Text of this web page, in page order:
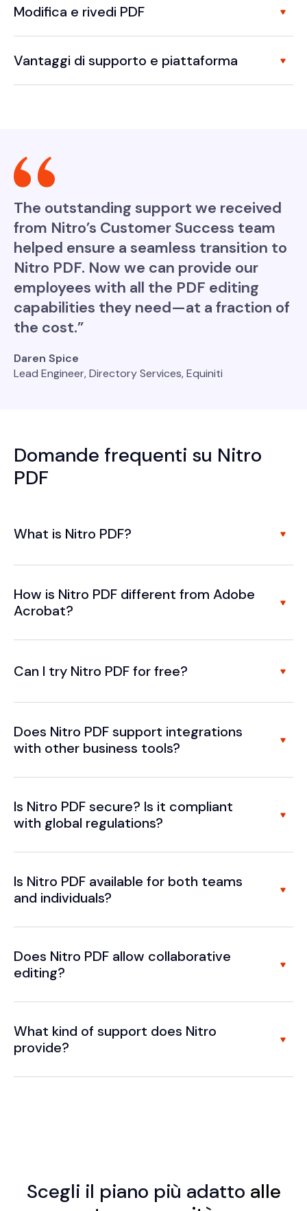
Modifica e rivedi PDF
Vantaggi di supporto e piattaforma
The outstanding support we received
from Nitro’s Customer Success team
helped ensure a seamless transition to
Nitro PDF. Now we can provide our
employees with all the PDF editing
capabilities they need—at a fraction of
the cost.”
Daren Spice
Lead Engineer, Directory Services, Equiniti
Domande frequenti su Nitro
PDF
What is Nitro PDF?
How is Nitro PDF different from Adobe
Acrobat?
Can I try Nitro PDF for free?
Does Nitro PDF support integrations
with other business tools?
Is Nitro PDF secure? Is it compliant
with global regulations?
Is Nitro PDF available for both teams
and individuals?
Does Nitro PDF allow collaborative
editing?
What kind of support does Nitro
provide?
Scegli il piano più adatto alle